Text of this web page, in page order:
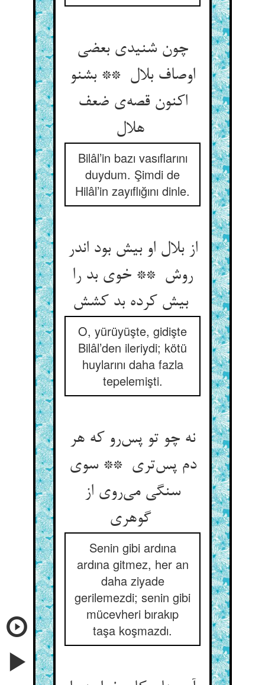
چون شنیدی بعضی
اوصاف بلال ** بشنو
اکنون قصه‌ی ضعف
Bilâl’in bazı vasıflarını
duydum. Şimdi de
Hilâl’in zayıflığını dinle.
از بلال او بیش بود اندر
روش ** خوی بد را
بیش کرده بد کشش
O, yürüyüşte, gidişte
Bilâl’den ileriydi; kötü
huylarını daha fazla
tepelemişti.
نه چو تو پس‌رو که هر
دم پس‌تری ** سوی
سنگی می‌روی از
گوهری
Senin gibi ardına
ardına gitmez, her an
daha ziyade
gerilemezdi; senin gibi
mücevheri bırakıp
taşa koşmazdı.